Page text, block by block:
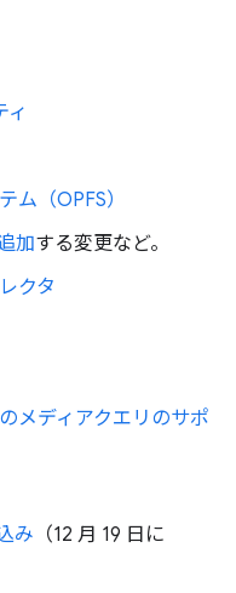
ィ
ム（OPFS）
加する変更など。
クタ
メディアクエリのサポ
み （12 月 19 日に